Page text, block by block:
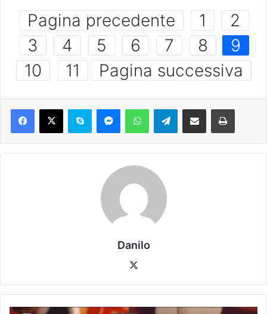
Pagina precedente 1
2
3
4 5 6 7 8
9
10
11 Pagina successiva
Danilo